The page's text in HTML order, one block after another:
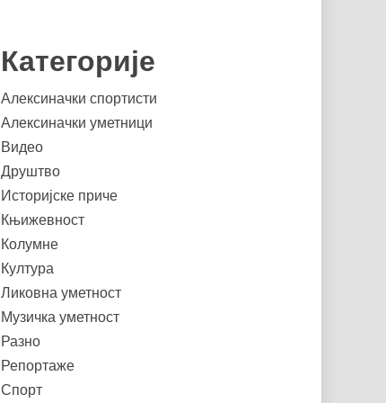
Категорије
Алексиначки спортисти
Алексиначки уметници
Видео
Друштво
Историјске приче
Књижевност
Колумне
Култура
Ликовна уметност
Музичка уметност
Разно
Репортаже
Спорт